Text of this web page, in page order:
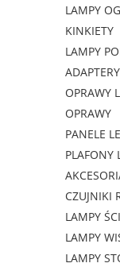
LAMPY
KINKIETY
LAMPY
OPRAWY
OPRAWY
PANELE
PLAFONY
CZUJNIKI
LAMPY
LAMPY
LAMPY